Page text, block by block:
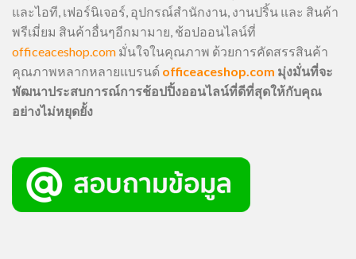
และไอที, เฟอร์นิเจอร์, อุปกรณ์สำนักงาน, งานปริ้น และ สินค้า
พรีเมี่ยม สินค้าอื่นๆอีกมามาย, ช้อปออนไลน์ที่
officeaceshop.com มั่นใจในคุณภาพ ด้วยการคัดสรรสินค้า
คุณภาพหลากหลายแบรนด์ officeaceshop.com มุ่งมั่นที่จะ
พัฒนาประสบการณ์การช้อปปิ้งออนไลน์ที่ดีที่สุดให้กับคุณ
อย่างไม่หยุดยั้ง